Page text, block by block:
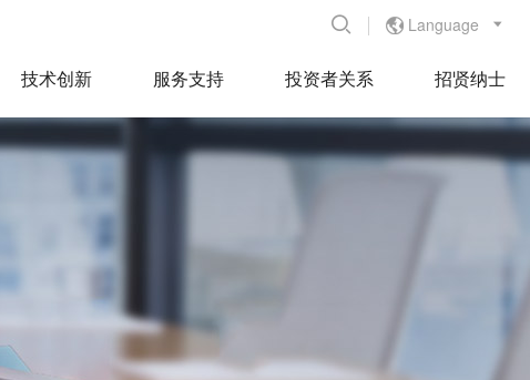
Language 

技术创新 服务支持 投资者关系 招贤纳士